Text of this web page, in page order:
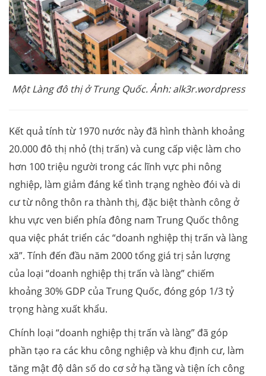
Một Làng đô thị ở Trung Quốc. Ảnh: alk3r.wordpress
Kết quả tính từ 1970 nước này đã hình thành khoảng
20.000 đô thị nhỏ (thị trấn) và cung cấp việc làm cho
hơn 100 triệu người trong các lĩnh vực phi nông
nghiệp, làm giảm đáng kể tình trạng nghèo đói và di
cư từ nông thôn ra thành thị, đặc biệt thành công ở
khu vực ven biển phía đông nam Trung Quốc thông
qua việc phát triển các “doanh nghiệp thị trấn và làng
xã”. Tính đến đầu năm 2000 tổng giá trị sản lượng
của loại “doanh nghiệp thị trấn và làng” chiếm
khoảng 30% GDP của Trung Quốc, đóng góp 1/3 tỷ
trọng hàng xuất khẩu.
Chính loại “doanh nghiệp thị trấn và làng” đã góp
phần tạo ra các khu công nghiệp và khu định cư, làm
tăng mật độ dân số do cơ sở hạ tầng và tiện ích công